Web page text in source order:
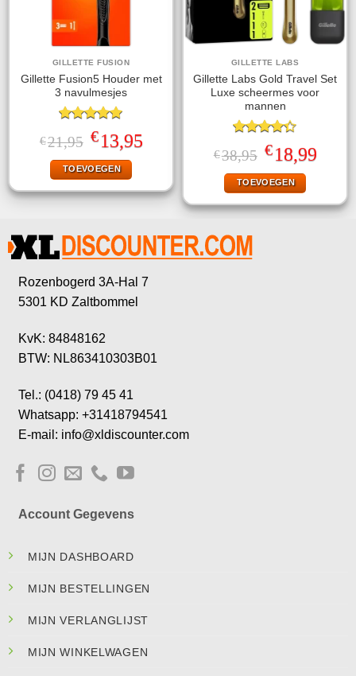
GILLETTE FUSION
Gillette Fusion5 Houder met
3 navulmesjes
Gewaardeerd
5.00uit 5
€21,95 Oorspronkelijke
prijs
was:
€21,95.
€13,95Huidige
prijs
TOEVOEGEN
GILLETTE LABS
Gillette Labs Gold Travel Set
Luxe scheermes voor
mannen
Gewaardeerd
4.33uit 5
€38,95 Oorspronkelijke
prijs
was:
€38,95.
€18,99Huidige
prijs
TOEVOEGEN
Rozenbogerd 3A-Hal 7
5301 KD Zaltbommel
KvK: 84848162
BTW: NL863410303B01
Tel.: (0418) 79 45 41
Whatsapp: +31418794541
E-mail: info@xldiscounter.com
Account Gegevens
MIJN DASHBOARD
MIJN BESTELLINGEN
MIJN VERLANGLIJST
MIJN WINKELWAGEN